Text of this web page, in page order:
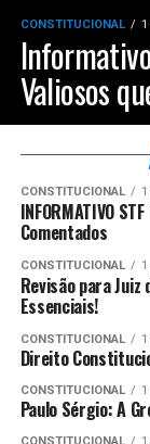
CONSTITUCIONAL 1
Valiosos
CONSTITUCIONAL
INFORMATIVO
Comentados
CONSTITUCIONAL
Revisão para Juiz
Essenciais!
CONSTITUCIONAL
Direito
CONSTITUCIONAL
Paulo Sérgio: A